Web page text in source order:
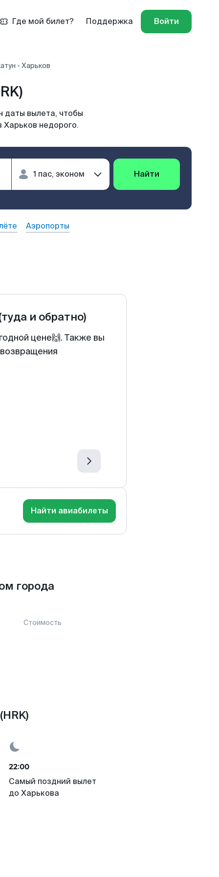
Где мой билет? Поддержка Войти
- Харьков
даты вылета, чтобы
Харьков недорого.
Найти
Аэропорты
и обратно)
цене🙌. Также вы
Найти авиабилеты
города
Стоимость
22:00
Самый поздний вылет
до Харькова